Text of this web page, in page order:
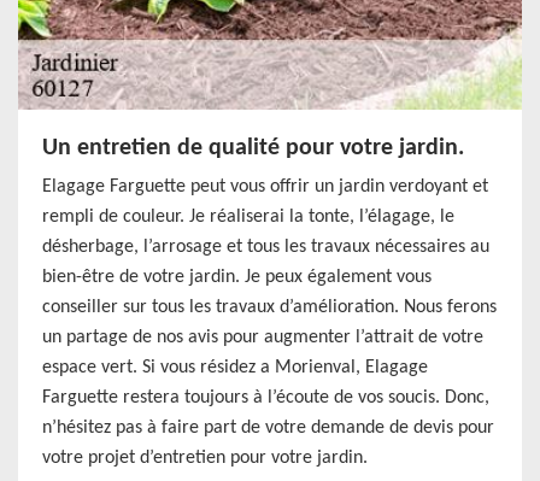
Un entretien de qualité pour votre jardin.
Elagage Farguette peut vous offrir un jardin verdoyant et
rempli de couleur. Je réaliserai la tonte, l’élagage, le
désherbage, l’arrosage et tous les travaux nécessaires au
bien-être de votre jardin. Je peux également vous
conseiller sur tous les travaux d’amélioration. Nous ferons
un partage de nos avis pour augmenter l’attrait de votre
espace vert. Si vous résidez a Morienval, Elagage
Farguette restera toujours à l’écoute de vos soucis. Donc,
n’hésitez pas à faire part de votre demande de devis pour
votre projet d’entretien pour votre jardin.